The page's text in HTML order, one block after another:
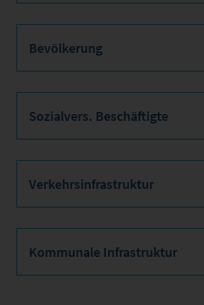
Bevölkerung
Sozialvers. Beschäftigte
Verkehrsinfrastruktur
Kommunale Infrastruktur